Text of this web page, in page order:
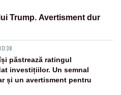
Trump. Avertisment dur
păstrează ratingul
investițiilor. Un semnal
și un avertisment pentru